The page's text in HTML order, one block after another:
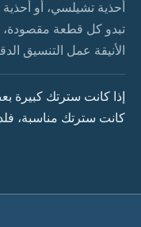
أحذية تشيلسي، أو
تبدو كل قطعة مقصودة،
الأنيقة عمل التنسيق
إذا كانت سترتك كبيرة
كانت سترتك مناسبة،